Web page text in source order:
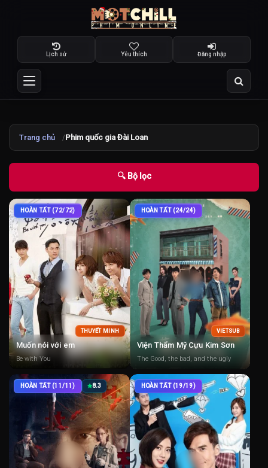
Lịch sử Yêu thích Đăng nhập
Trang chủ Phim quốc gia Đài Loan
🔍 Bộ lọc
HOÀN TẤT (72/72)
THUYẾT MINH
Muốn nói với em
Be with You
HOÀN TẤT (24/24)
VIETSUB
Viện Thẩm Mỹ Cựu Kim Sơn
The Good, the bad, and the ugly
HOÀN TẤT (11/11) 8.3 HOÀN TẤT (19/19)